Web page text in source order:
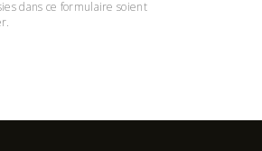
dans ce formulaire soient